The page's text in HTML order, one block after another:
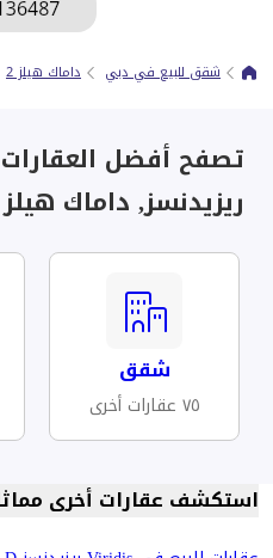
شقق للبيع في دبي داماك هيلز 2
ريزيدنسز, داماك هيلز 2
شقق
٧٥ عقارات أخرى
استكشف عقارات أخرى